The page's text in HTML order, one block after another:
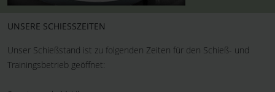
Sonntags: ab 11 Uhr
UNSERE SCHIESSZEITEN
Unser Schießstand ist zu folgenden Zeiten für den Schieß- und
Trainingsbetrieb geöffnet: